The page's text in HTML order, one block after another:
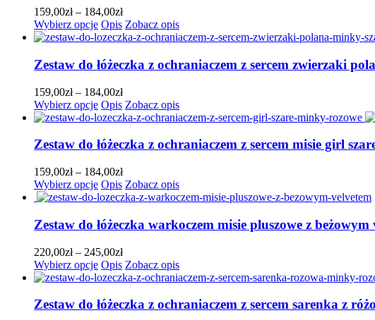
Opcje
można
wybrać
na
stronie
produktu
159,00zł – 184,00złZakres
cen:
od
do
184,00zł
Wybierz opcje Ten
produkt
wiele
wariantów.
Opcje
można
wybrać
na
stronie
produktu
Opis Zobacz opis
Zestaw do łóżeczka z ochraniaczem z sercem zwierzaki
159,00zł – 184,00złZakres
cen:
od
do
Wybierz opcje Ten
produkt
wiele
Opcje
można
wybrać
na
stronie
produktu
Opis Zobacz opis
Zestaw do łóżeczka z ochraniaczem z sercem misie girl
159,00zł – 184,00złZakres
cen:
od
do
184,00zł
Wybierz opcje Ten
produkt
wiele
wariantów.
Opcje
można
wybrać
na
stronie
produktu
Opis Zobacz opis
Zestaw do łóżeczka warkoczem misie pluszowe z beżowym
220,00zł – 245,00złZakres
cen:
od
do
Wybierz opcje Ten
produkt
wiele
Opis Zobacz opis
Zestaw do łóżeczka z ochraniaczem z sercem sarenka z